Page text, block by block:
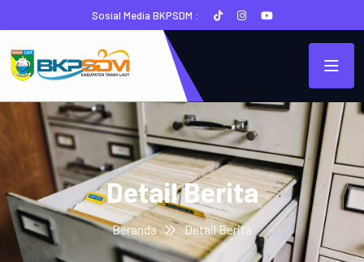
Sosial Media BKPSDM :
Detail Berita
Beranda Detail Berita